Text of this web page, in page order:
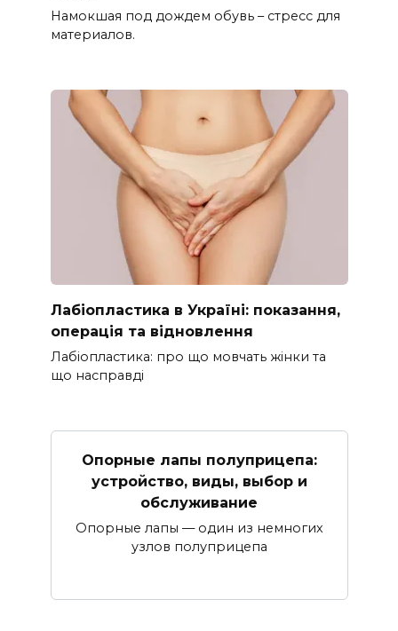
Намокшая под дождем обувь – стресс для
материалов.
Лабіопластика в Україні: показання,
операція та відновлення
Лабіопластика: про що мовчать жінки та
що насправді
Опорные лапы полуприцепа:
устройство, виды, выбор и
обслуживание
Опорные лапы — один из немногих
узлов полуприцепа